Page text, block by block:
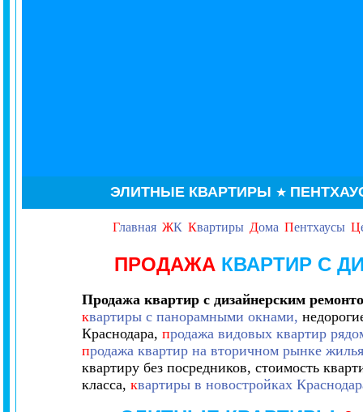
ЭЛИТНЫЕ КВАРТИРЫ ★
Главная ЖК Квартиры Дома Пентхаусы Ц
ПРОДАЖА КВАРТИР С
Продажа квартир с дизайнерским
квартиры с панорамными окнами,
Краснодара, продажа видовых квартир
продажа квартир на вторичном рынке
квартиру без посредников, стоимость
класса, квартиры в новостройках